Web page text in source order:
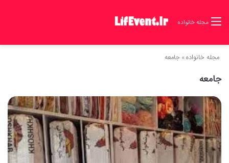
مجله خانواده
مجله خانواده»جامعه
جامعه